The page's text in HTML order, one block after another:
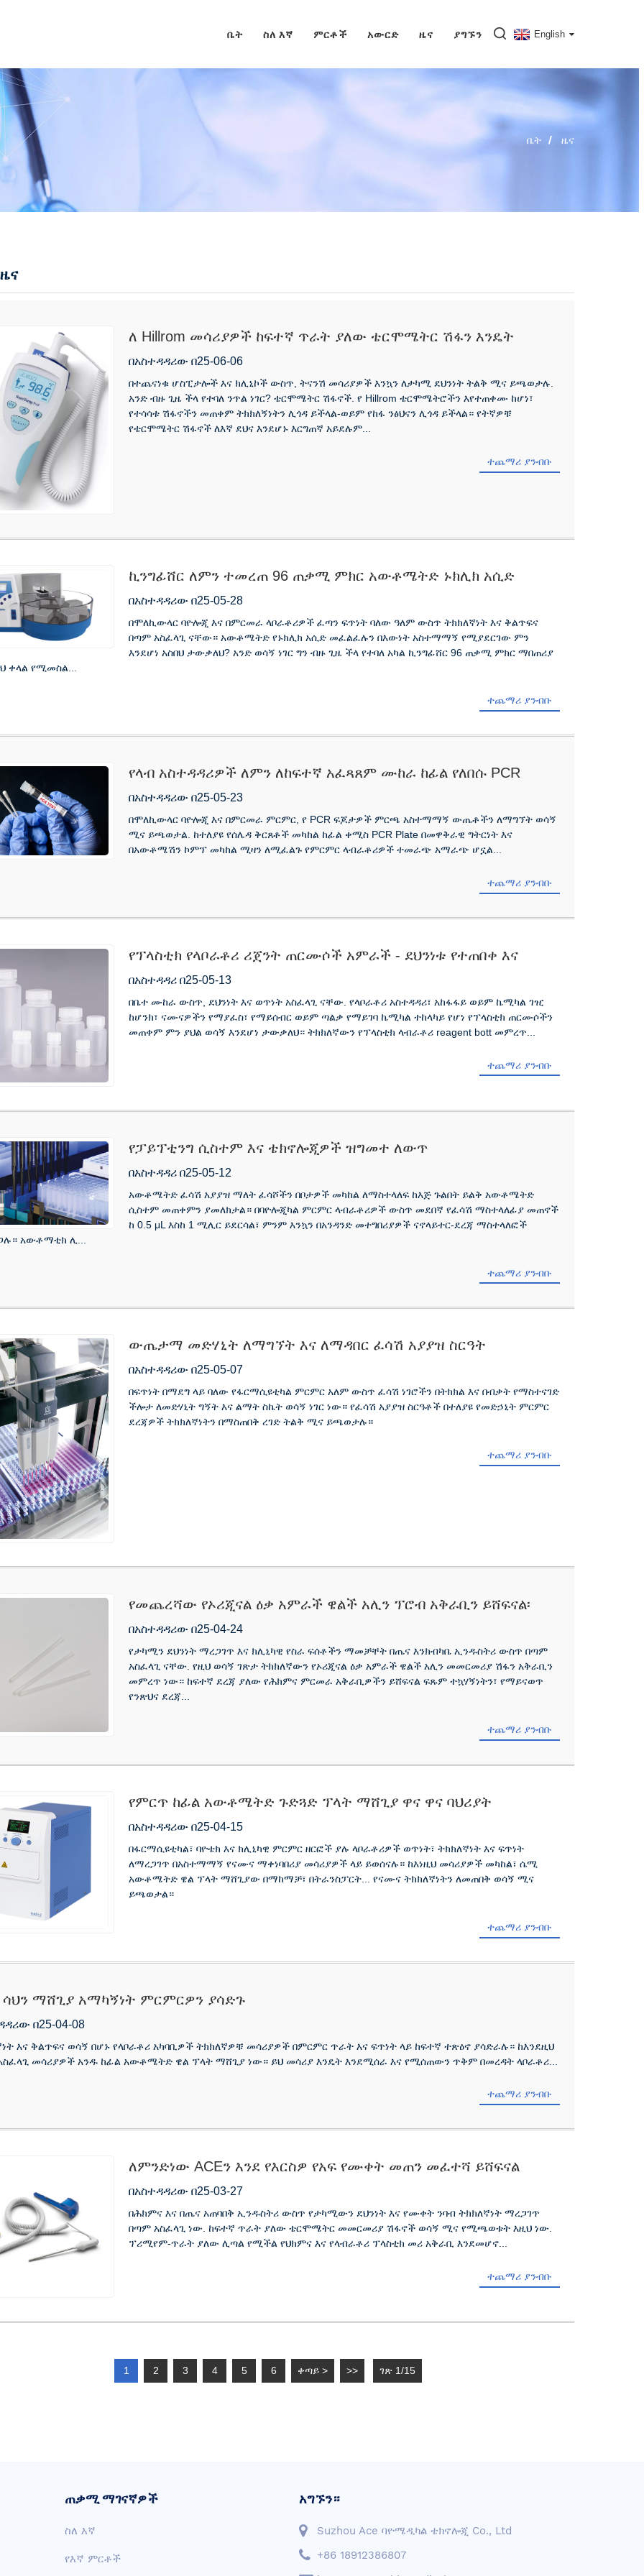
ቤት ስለ እኛ ምርቶች አውርድ ዜና ያግኙን English
ቤት ዜና
ለ Hillrom መሳሪያዎች ከፍተኛ ጥራት ያለው ቴርሞሜትር ሽፋን እንዴት
እንደሚለይ
በአስተዳዳሪው በ25-06-06
በተጨናነቁ ሆስፒታሎች እና ክሊኒኮች ውስጥ, ትናንሽ መሳሪያዎች እንኳን ለታካሚ ደህንነት ትልቅ ሚና ይጫወታሉ.
አንድ ብዙ ጊዜ ችላ የተባለ ንጥል ነገር? ቴርሞሜትር ሽፋኖች. የ Hillrom ቴርሞሜትሮችን እየተጠቀሙ ከሆነ፣
የተሳሳቱ ሽፋኖችን መጠቀም ትክክለኝነትን ሊጎዳ ይችላል-ወይም የከፋ ንፅህናን ሊጎዳ ይችላል። የትኛዎቹ
የቴርሞሜትር ሽፋኖች ለእኛ ደህና እንደሆኑ እርግጠኛ አይደሉም...
ተጨማሪ ያንብቡ
ኪንግፊሸር ለምን ተመረጠ 96 ጠቃሚ ምክር አውቶሜትድ ኑክሊክ አሲድ
ለማውጣት?
በአስተዳዳሪው በ25-05-28
በሞለኪውላር ባዮሎጂ እና በምርመራ ላቦራቶሪዎች ፈጣን ፍጥነት ባለው ዓለም ውስጥ ትክክለኛነት እና ቅልጥፍና
በጣም አስፈላጊ ናቸው። አውቶሜትድ የኑክሊክ አሲድ መፈልፈሉን በእውነት አስተማማኝ የሚያደርገው ምን
እንደሆነ አስበህ ታውቃለህ? አንድ ወሳኝ ነገር ግን ብዙ ጊዜ ችላ የተባለ አካል ኪንግፊሸር 96 ጠቃሚ ምክር ማበጠሪያ
ቀላል የሚመስል...
ተጨማሪ ያንብቡ
የላብ አስተዳዳሪዎች ለምን ለከፍተኛ አፈጻጸም ሙከራ ከፊል የለበሱ PCR
ፕላቶችን መረጡ
በአስተዳዳሪው በ25-05-23
በሞለኪውላር ባዮሎጂ እና በምርመራ ምርምር, የ PCR ፍጆታዎች ምርጫ አስተማማኝ ውጤቶችን ለማግኘት ወሳኝ
ሚና ይጫወታል. ከተለያዩ የሰሌዳ ቅርጸቶች መካከል ከፊል ቀሚስ PCR Plate በመዋቅራዊ ግትርነት እና
በአውቶሜሽን ኮምፕ መካከል ሚዛን ለሚፈልጉ የምርምር ላብራቶሪዎች ተመራጭ አማራጭ ሆኗል...
ተጨማሪ ያንብቡ
የፕላስቲክ የላቦራቶሪ ሪጀንት ጠርሙሶች አምራች - ደህንነቱ የተጠበቀ እና
ኬሚካዊ ተከላካይ
በአስተዳዳሪ በ25-05-13
በቤተ ሙከራ ውስጥ, ደህንነት እና ወጥነት አስፈላጊ ናቸው. የላቦራቶሪ አስተዳዳሪ፣ አከፋፋይ ወይም ኬሚካል ገዢ
ከሆንክ፣ ናሙናዎችን የማያፈስ፣ የማይሰብር ወይም ጣልቃ የማይገባ ኬሚካል ተከላካይ የሆነ የፕላስቲክ ጠርሙሶችን
መጠቀም ምን ያህል ወሳኝ እንደሆነ ታውቃለህ። ትክክለኛውን የፕላስቲክ ላብራቶሪ reagent bott መምረጥ...
ተጨማሪ ያንብቡ
የፓይፕቲንግ ሲስተም እና ቴክኖሎጂዎች ዝግመተ ለውጥ
በአስተዳዳሪ በ25-05-12
አውቶሜትድ ፈሳሽ አያያዝ ማለት ፈሳሾችን በቦታዎች መካከል ለማስተላለፍ ከእጅ ጉልበት ይልቅ አውቶሜትድ
ሲስተም መጠቀምን ያመለክታል። በባዮሎጂካል ምርምር ላብራቶሪዎች ውስጥ መደበኛ የፈሳሽ ማስተላለፊያ መጠኖች
ከ 0.5 μL እስከ 1 ሚሊር ይደርሳል፣ ምንም እንኳን በአንዳንድ መተግበሪያዎች ናኖላይተር-ደረጃ ማስተላለፎች
አውቶማቲክ ሊ...
ተጨማሪ ያንብቡ
ውጤታማ መድሃኒት ለማግኘት እና ለማዳበር ፈሳሽ አያያዝ ስርዓት
በአስተዳዳሪው በ25-05-07
በፍጥነት በማደግ ላይ ባለው የፋርማሲዩቲካል ምርምር አለም ውስጥ ፈሳሽ ነገሮችን በትክክል እና በብቃት የማስተናገድ
ችሎታ ለመድሃኒት ግኝት እና ልማት ስኬት ወሳኝ ነገር ነው። የፈሳሽ አያያዝ ስርዓቶች በተለያዩ የመድኃኒት ምርምር
ደረጃዎች ትክክለኛነትን በማስጠበቅ ረገድ ትልቅ ሚና ይጫወታሉ።
ተጨማሪ ያንብቡ
የመጨረሻው የኦሪጂናል ዕቃ አምራች ዌልች አሊን ፕሮብ አቅራቢን ይሸፍናል፡
በጤና አጠባበቅ ውስጥ የላቀ ጥራትን ማረጋገጥ
በአስተዳዳሪው በ25-04-24
የታካሚን ደህንነት ማረጋገጥ እና ክሊኒካዊ የስራ ፍሰቶችን ማመቻቸት በጤና እንክብካቤ ኢንዱስትሪ ውስጥ በጣም
አስፈላጊ ናቸው. የዚህ ወሳኝ ገጽታ ትክክለኛውን የኦሪጂናል ዕቃ አምራች ዌልች አሊን መመርመሪያ ሽፋን አቅራቢን
መምረጥ ነው። ከፍተኛ ደረጃ ያለው የሕክምና ምርመራ አቅራቢዎችን ይሸፍናል ፍጹም ተኳሃኝነትን፣ የማይናወጥ
የንጽህና ደረጃ...
ተጨማሪ ያንብቡ
የምርጥ ከፊል አውቶሜትድ ጉድጓድ ፕላት ማሸጊያ ዋና ዋና ባህሪያት
በአስተዳዳሪው በ25-04-15
በፋርማሲዩቲካል፣ ባዮቴክ እና ክሊኒካዊ ምርምር ዘርፎች ያሉ ላቦራቶሪዎች ወጥነት፣ ትክክለኛነት እና ፍጥነት
ለማረጋገጥ በአስተማማኝ የናሙና ማቀነባበሪያ መሳሪያዎች ላይ ይወሰናሉ። ከእነዚህ መሳሪያዎች መካከል፣ ሴሚ
አውቶሜትድ ዌል ፕላት ማሸጊያው በማከማቻ፣ በትራንስፓርት... የናሙና ትክክለኛነትን ለመጠበቅ ወሳኝ ሚና
ይጫወታል።
ተጨማሪ ያንብቡ
ሳህን ማሸጊያ አማካኝነት ምርምርዎን ያሳድጉ
በ25-04-08
እና ቅልጥፍና ወሳኝ በሆኑ የላቦራቶሪ አካባቢዎች ትክክለኛዎቹ መሳሪያዎች በምርምር ጥራት እና ፍጥነት ላይ ከፍተኛ ተጽዕኖ ያሳድራሉ። ከእንደዚህ
መሳሪያዎች አንዱ ከፊል አውቶሜትድ ዌል ፕላት ማሸጊያ ነው። ይህ መሳሪያ እንዴት እንደሚሰራ እና የሚሰጠውን ጥቅም በመረዳት ላቦራቶሪ...
ተጨማሪ ያንብቡ
ለምንድነው ACEን እንደ የእርስዎ የአፍ የሙቀት መጠን መፈተሻ ይሸፍናል
አቅራቢ?
በአስተዳዳሪው በ25-03-27
በሕክምና እና በጤና አጠባበቅ ኢንዱስትሪ ውስጥ የታካሚውን ደህንነት እና የሙቀት ንባብ ትክክለኛነት ማረጋገጥ
በጣም አስፈላጊ ነው. ከፍተኛ ጥራት ያለው ቴርሞሜትር መመርመሪያ ሽፋኖች ወሳኝ ሚና የሚጫወቱት እዚህ ነው.
ፕሪሚየም-ጥራት ያለው ሊጣል የሚችል የህክምና እና የላብራቶሪ ፕላስቲክ መሪ አቅራቢ እንደመሆኖ...
ተጨማሪ ያንብቡ
1 2 3 4 5 6 ቀጣይ > >> ገጽ 1/15
ጠቃሚ ማገናኛዎች
ስለ እኛ
የእኛ ምርቶች
አግኙን።
Suzhou Ace ባዮሜዲካል ቴክኖሎጂ Co., Ltd
+86 18912386807